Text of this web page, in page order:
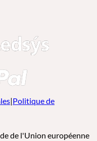
|Politique de
de l'Union européenne